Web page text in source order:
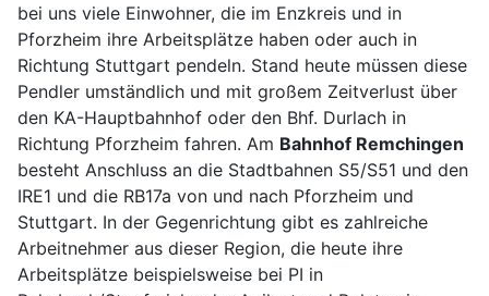
bei uns viele Einwohner, die im Enzkreis und in
Pforzheim ihre Arbeitsplätze haben oder auch in
Richtung Stuttgart pendeln. Stand heute müssen diese
Pendler umständlich und mit großem Zeitverlust über
den KA-Hauptbahnhof oder den Bhf. Durlach in
Richtung Pforzheim fahren. Am Bahnhof Remchingen
besteht Anschluss an die Stadtbahnen S5/S51 und den
IRE1 und die RB17a von und nach Pforzheim und
Stuttgart. In der Gegenrichtung gibt es zahlreiche
Arbeitnehmer aus dieser Region, die heute ihre
Arbeitsplätze beispielsweise bei PI in